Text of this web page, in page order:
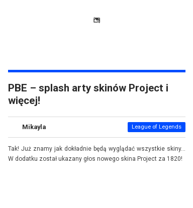
PBE – splash arty skinów Project i
więcej!
Mikayla League of Legends
Tak! Już znamy jak dokładnie będą wyglądać wszystkie skiny...
W dodatku został ukazany głos nowego skina Project za 1820!